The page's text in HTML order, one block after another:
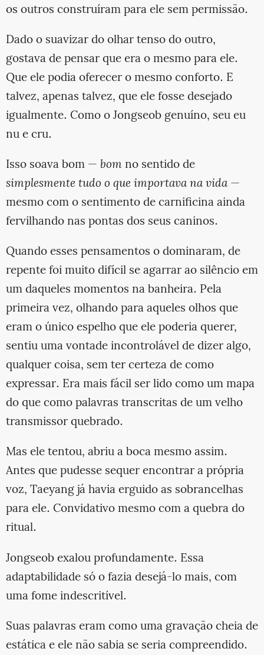
os outros construíram para ele sem permissão.
Dado o suavizar do olhar tenso do outro,
gostava de pensar que era o mesmo para ele.
Que ele podia oferecer o mesmo conforto. E
talvez, apenas talvez, que ele fosse desejado
igualmente. Como o Jongseob genuíno, seu eu
nu e cru.
Isso soava bom — bomno sentido de
simplesmente tudo o que importava na vida—
mesmo com o sentimento de carnificina ainda
fervilhando nas pontas dos seus caninos.
Quando esses pensamentos o dominaram, de
repente foi muito difícil se agarrar ao silêncio em
um daqueles momentos na banheira. Pela
primeira vez, olhando para aqueles olhos que
eram o único espelho que ele poderia querer,
sentiu uma vontade incontrolável de dizer algo,
qualquer coisa, sem ter certeza de como
expressar. Era mais fácil ser lido como um mapa
do que como palavras transcritas de um velho
transmissor quebrado.
Mas ele tentou, abriu a boca mesmo assim.
Antes que pudesse sequer encontrar a própria
voz, Taeyang já havia erguido as sobrancelhas
para ele. Convidativo mesmo com a quebra do
ritual.
Jongseob exalou profundamente. Essa
adaptabilidade só o fazia desejá-lo mais, com
uma fome indescritível.
Suas palavras eram como uma gravação cheia de
estática e ele não sabia se seria compreendido.